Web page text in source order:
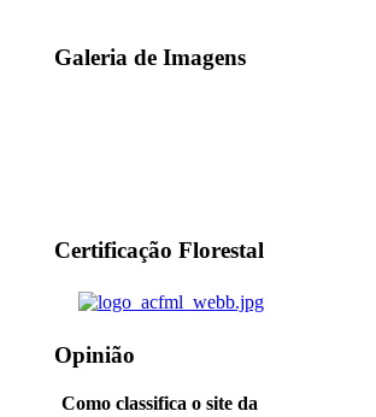
Galeria de Imagens
Certificação Florestal
Opinião
Como classifica o site da